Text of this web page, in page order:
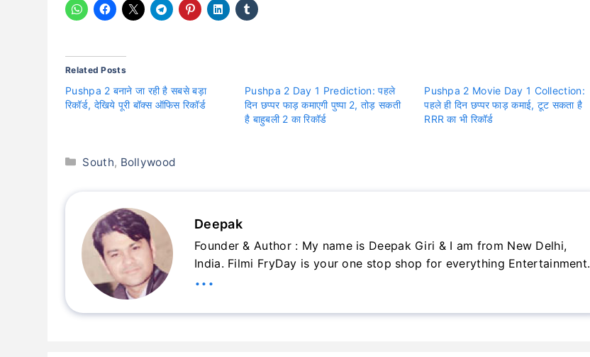
Related Posts
Pushpa 2 बनाने जा रही है सबसे बड़ा
रिकॉर्ड, देखिये पूरी बॉक्स ऑफिस रिकॉर्ड
Pushpa 2 Day 1 Prediction: पहले
दिन छप्पर फाड़ कमाएगी पुष्पा 2, तोड़ सकती
है बाहुबली 2 का रिकॉर्ड
Pushpa 2 Movie Day 1 Collection:
पहले ही दिन छप्पर फाड़ कमाई, टूट सकता है
RRR का भी रिकॉर्ड
Categories
South, Bollywood
Deepak
Founder & Author : My name is Deepak Giri & I am from New Delhi,
India. Filmi FryDay is your one stop shop for everything Entertainment.
...